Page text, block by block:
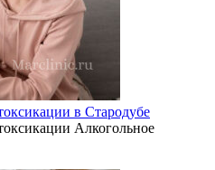
в Стародубе
Алкогольное